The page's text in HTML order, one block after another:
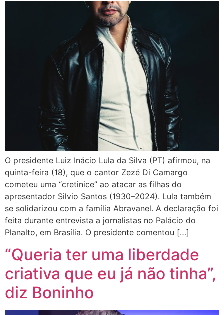
O presidente Luiz Inácio Lula da Silva (PT) afirmou, na
quinta-feira (18), que o cantor Zezé Di Camargo
cometeu uma “cretinice” ao atacar as filhas do
apresentador Silvio Santos (1930–2024). Lula também
se solidarizou com a família Abravanel. A declaração foi
feita durante entrevista a jornalistas no Palácio do
Planalto, em Brasília. O presidente comentou […]
“Queria ter uma liberdade
criativa que eu já não tinha”,
diz Boninho